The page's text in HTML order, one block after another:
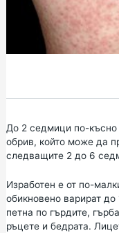
До 2 седмици по-късно
обрив, който може да
следващите 2 до 6
Изработен е от по-
обикновено варират
петна по гърдите,
ръцете и бедрата.